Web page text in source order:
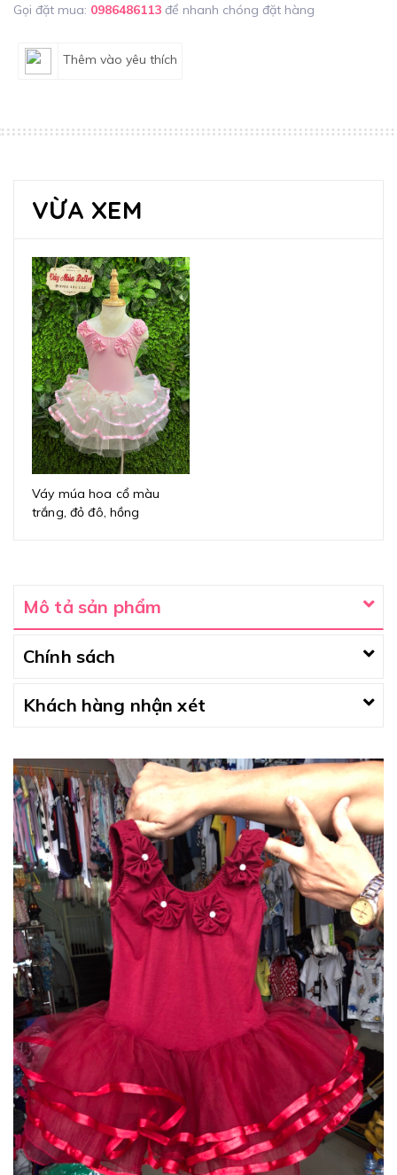
Gọi đặt mua: 0986486113 để nhanh chóng đặt hàng
Thêm vào yêu thích
VỪA XEM
Váy múa hoa cổ màu
trắng, đỏ đô, hồng
Mô tả sản phẩm
Chính sách
Khách hàng nhận xét